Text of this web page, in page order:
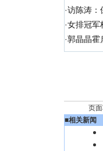
·访陈涛：
·女排冠军
·郭晶晶霍
页
■相关新闻